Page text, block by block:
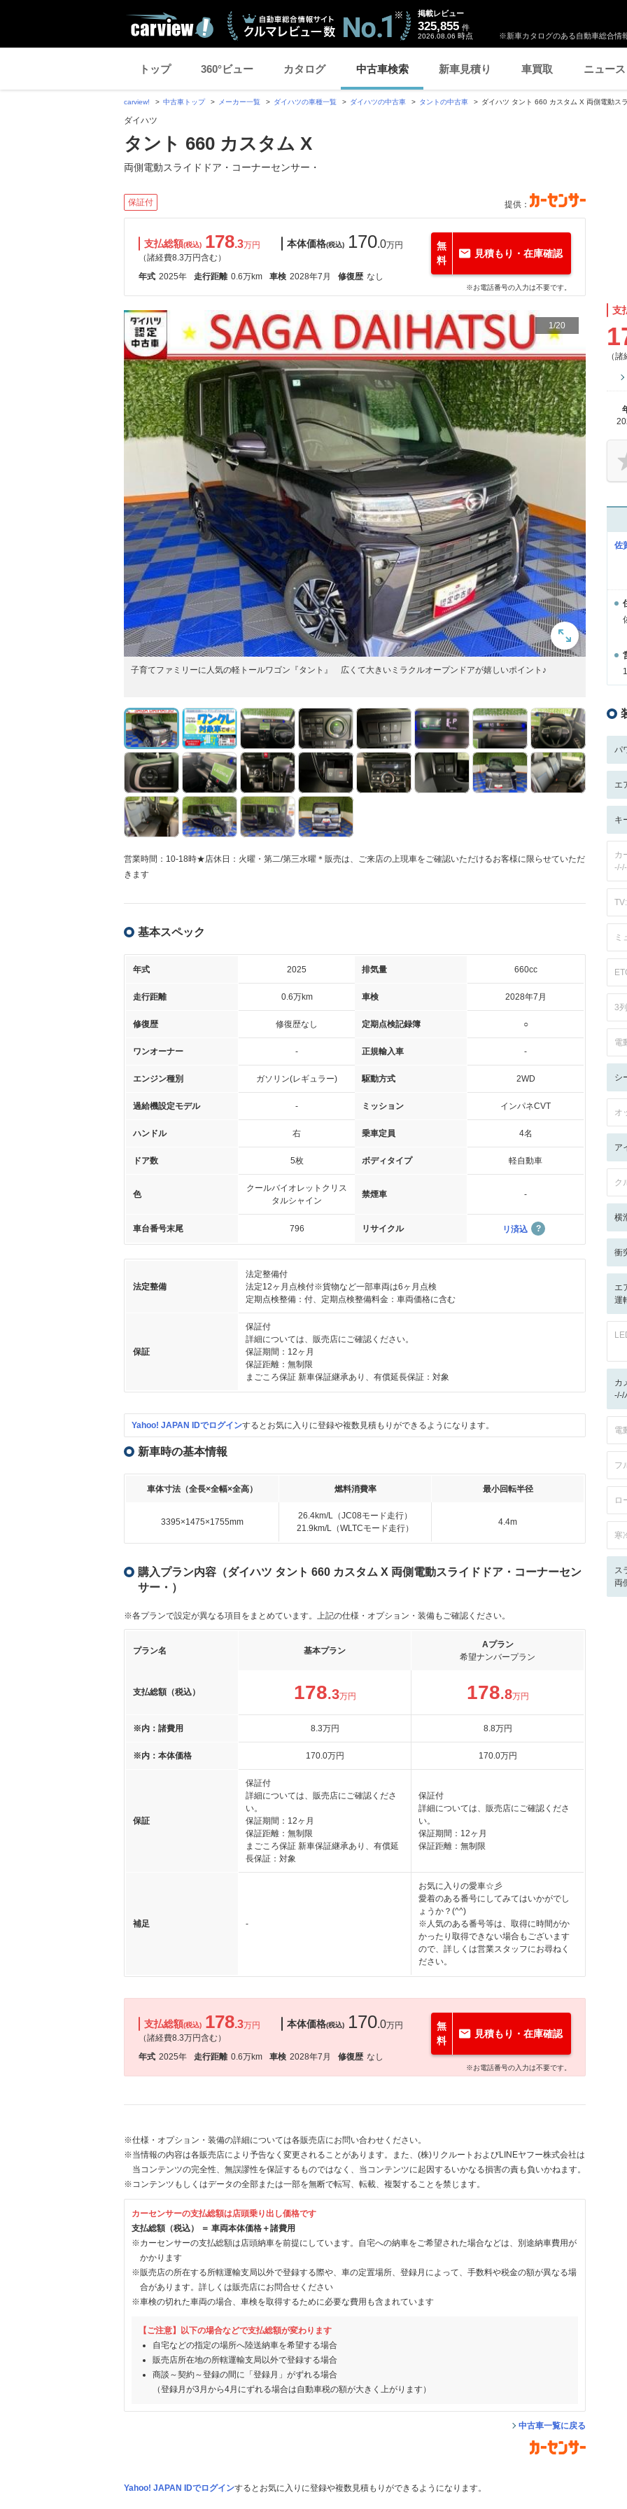
※新車カタログのある自動車総合情
掲載レビュー
325,855 件
2026.08.06 時点
トップ 360°ビュー カタログ 中古車検索 新車見積り 車買取 ニュース
carview! 中古車トップ メーカー一覧 ダイハツの車種一覧 ダイハツの中古車 タントの中古車 ダイハツ タント 660 カスタム X 両側電動ス
ダイハツ
タント 660 カスタム X
両側電動スライドドア・コーナーセンサー・
保証付 提供：
支払総額(税込) 178.3万円
（諸経費8.3万円含む）
本体価格(税込) 170.0万円
年式 2025年 走行距離 0.6万km 車検 2028年7月 修復歴 なし
無
料
見積もり・在庫確認
※お電話番号の入力は不要です。
1/20
子育てファミリーに人気の軽トールワゴン『タント』 広くて大きいミラクルオープンドアが嬉しいポイント♪
営業時間：10-18時★店休日：火曜・第二/第三水曜＊販売は、ご来店の上現車をご確認いただけるお客様に限らせていただ
きます
基本スペック
年式 2025 排気量 660cc
走行距離 0.6万km 車検 2028年7月
修復歴 修復歴なし 定期点検記録簿 ○
ワンオーナー - 正規輸入車 -
エンジン種別 ガソリン(レギュラー) 駆動方式 2WD
過給機設定モデル - ミッション インパネCVT
ハンドル 右 乗車定員 4名
ドア数 5枚 ボディタイプ 軽自動車
色
クールバイオレットクリス
タルシャイン
禁煙車 -
車台番号末尾 796 リサイクル リ済込
法定整備
法定整備付
法定12ヶ月点検付※貨物など一部車両は6ヶ月点検
定期点検整備：付、定期点検整備料金：車両価格に含む
保証
保証付
詳細については、販売店にご確認ください。
保証期間：12ヶ月
保証距離：無制限
まごころ保証 新車保証継承あり、有償延長保証：対象
Yahoo! JAPAN IDでログインするとお気に入りに登録や複数見積もりができるようになります。
新車時の基本情報
車体寸法（全長×全幅×全高） 燃料消費率 最小回転半径
3395×1475×1755mm
26.4km/L（JC08モード走行）
21.9km/L（WLTCモード走行）
4.4m
購入プラン内容（ダイハツ タント 660 カスタム X 両側電動スライドドア・コーナーセン
サー・）
※各プランで設定が異なる項目をまとめています。上記の仕様・オプション・装備もご確認ください。
プラン名 基本プラン
Aプラン
希望ナンバープラン
支払総額（税込） 178.3万円 178.8万円
※内：諸費用 8.3万円 8.8万円
※内：本体価格 170.0万円 170.0万円
保証
保証付
詳細については、販売店にご確認くださ
い。
保証期間：12ヶ月
保証距離：無制限
まごころ保証 新車保証継承あり、有償延
長保証：対象
保証付
詳細については、販売店にご確認くださ
い。
保証期間：12ヶ月
保証距離：無制限
補足 -
お気に入りの愛車☆彡
愛着のある番号にしてみてはいかがでし
ょうか？(^^)
※人気のある番号等は、取得に時間がか
かったり取得できない場合もございます
ので、詳しくは営業スタッフにお尋ねく
ださい。
支払総額(税込) 178.3万円
（諸経費8.3万円含む）
本体価格(税込) 170.0万円
年式 2025年 走行距離 0.6万km 車検 2028年7月 修復歴 なし
無
料
見積もり・在庫確認
※お電話番号の入力は不要です。
※仕様・オプション・装備の詳細については各販売店にお問い合わせください。
※当情報の内容は各販売店により予告なく変更されることがあります。また、(株)リクルートおよびLINEヤフー株式会社は
当コンテンツの完全性、無誤謬性を保証するものではなく、当コンテンツに起因するいかなる損害の責も負いかねます。
※コンテンツもしくはデータの全部または一部を無断で転写、転載、複製することを禁じます。
カーセンサーの支払総額は店頭乗り出し価格です
支払総額（税込） ＝ 車両本体価格＋諸費用
※カーセンサーの支払総額は店頭納車を前提にしています。自宅への納車をご希望された場合などは、別途納車費用が
かかります
※販売店の所在する所轄運輸支局以外で登録する際や、車の定置場所、登録月によって、手数料や税金の額が異なる場
合があります。詳しくは販売店にお問合せください
※車検の切れた車両の場合、車検を取得するために必要な費用も含まれています
【ご注意】以下の場合などで支払総額が変わります
自宅などの指定の場所へ陸送納車を希望する場合
販売店所在地の所轄運輸支局以外で登録する場合
商談～契約～登録の間に「登録月」がずれる場合
（登録月が3月から4月にずれる場合は自動車税の額が大きく上がります）
中古車一覧に戻る
Yahoo! JAPAN IDでログインするとお気に入りに登録や複数見積もりができるようになります。
支
（
佐
パ
エ
キ
カ
ミ
3
電
シ
オ
ア
ク
横
衝
エ
運
カ
-/-/
電
フ
ロ
寒
ス
両